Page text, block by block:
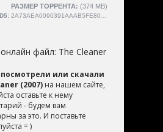
РАЗМЕР ТОРРЕНТА: (374 MB)
4189
2A73AEA0090391AAAB5FE80FC876917C
файл: The Cleaner
посмотрели или скачали
(2007) на нашем сайте,
оставьте к нему
- будем вам
за это. И поставьте
= )